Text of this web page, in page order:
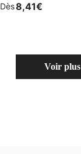
Dès8,41€
Voir plus